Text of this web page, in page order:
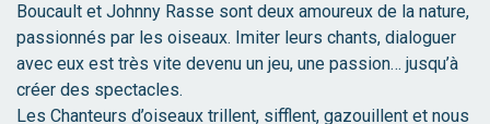
Boucault et Johnny Rasse sont deux amoureux de la nature,
passionnés par les oiseaux. Imiter leurs chants, dialoguer
avec eux est très vite devenu un jeu, une passion… jusqu’à
créer des spectacles.
Les Chanteurs d’oiseaux trillent, sifflent, gazouillent et nous